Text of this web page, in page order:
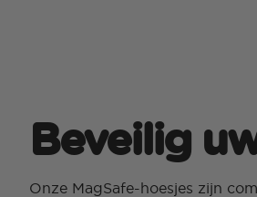
Beveilig
Onze MagSafe-hoesjes zijn